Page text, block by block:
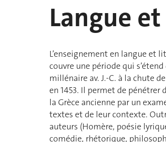
Langue
L’enseignement en langue et
couvre une période qui
millénaire av. J.-C. à la chute
en 1453. Il permet de pénétrer
la Grèce ancienne par un
textes et de leur contexte.
auteurs (Homère, poésie
comédie, rhétorique,